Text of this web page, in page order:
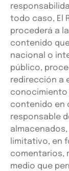
todo caso, El
procederá a
contenido
nacional o
público,
redirección a
conocimiento
contenido en
responsable
limitativo, en
comentarios,
medio que